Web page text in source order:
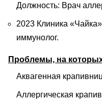
Должность: Врач
2023 Клиника
иммунолог.
Проблемы, на
Аквагенная
Аллергическая